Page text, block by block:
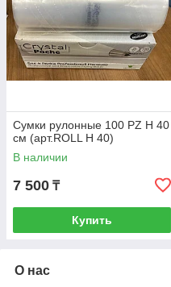
Сумки рулонные 100 PZ H 40
см (арт.ROLL H 40)
В наличии
7 500 ₸
Купить
О нас